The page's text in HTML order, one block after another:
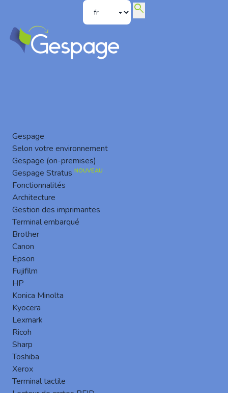
Gespage
Selon votre environnement
Gespage (on-premises)
Gespage Stratus NOUVEAU
Fonctionnalités
Architecture
Gestion des imprimantes
Terminal embarqué
Brother
Canon
Epson
Fujifilm
HP
Konica Minolta
Kyocera
Lexmark
Ricoh
Sharp
Toshiba
Xerox
Terminal tactile
search
Cartadis présent à IT Partners 2023
Cartadis/ Gespage vous invite les 15 et 16 Mars 2023
à Disneyland Paris au salon IT Partners dédié aux
innovations du marché IT. Retrouvez-nous sur le stand
R06, et venez découvrir et expériment...